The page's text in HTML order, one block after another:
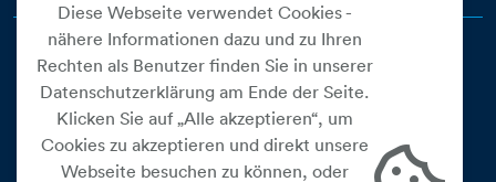
Diese Webseite verwendet Cookies -
nähere Informationen dazu und zu Ihren
Rechten als Benutzer finden Sie in unserer
Datenschutzerklärung am Ende der Seite.
Klicken Sie auf „Alle akzeptieren“, um
Cookies zu akzeptieren und direkt unsere
Webseite besuchen zu können, oder